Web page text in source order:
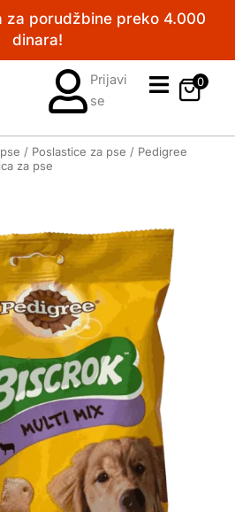
za porudžbine preko 4.000
dinara!
Prijavi
se
0
/ Poslastice za pse / Pedigree
za pse